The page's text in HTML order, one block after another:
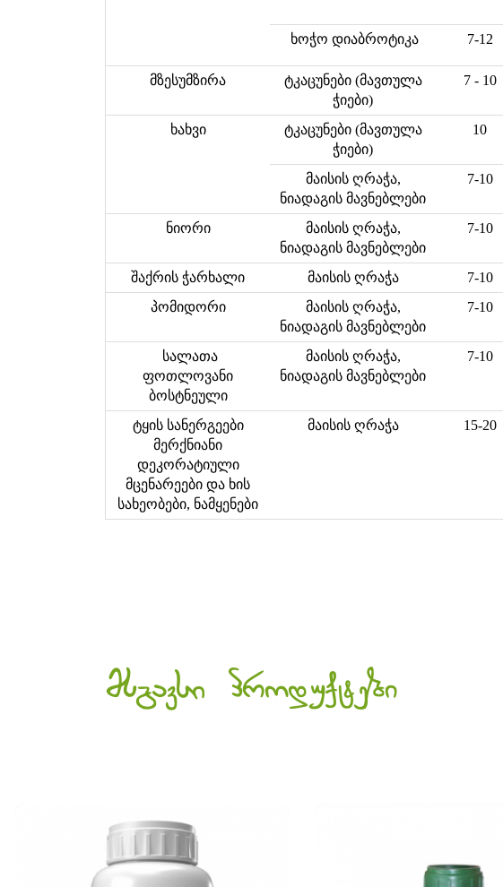
ხოჭო დიაბროტიკა 7-12
მზესუმზირა
ტკაცუნები (მავთულა
ჭიები)
7 - 10
ხახვი
ტკაცუნები (მავთულა
ჭიები)
10
მაისის ღრაჭა,
ნიადაგის მავნებლები
7-10
ნიორი
მაისის ღრაჭა,
ნიადაგის მავნებლები
7-10
შაქრის ჭარხალი მაისის ღრაჭა 7-10
პომიდორი
მაისის ღრაჭა,
ნიადაგის მავნებლები
7-10
სალათა
ფოთლოვანი
ბოსტნეული
მაისის ღრაჭა,
ნიადაგის მავნებლები
7-10
ტყის სანერგეები
მერქნიანი
დეკორატიული
მცენარეები და ხის
სახეობები, ნამყენები
მაისის ღრაჭა 15-20
მსგავსი პროდუქტები